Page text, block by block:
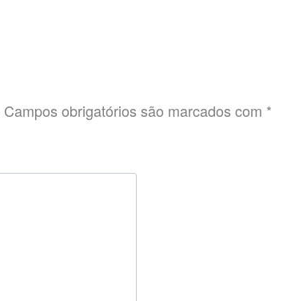
Campos obrigatórios são marcados com *